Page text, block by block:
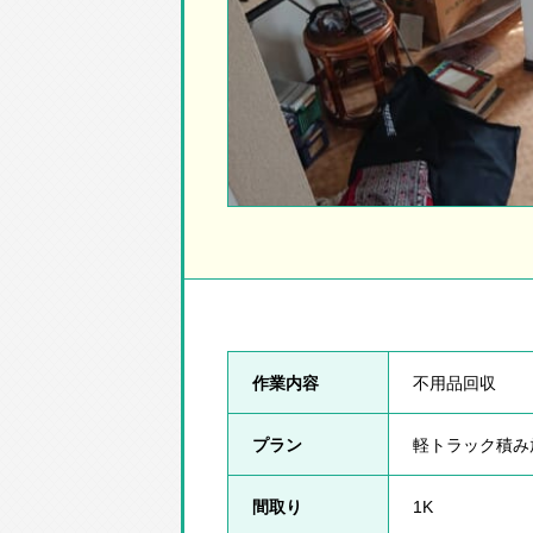
作業内容 不用品回収
プラン 軽トラック積
間取り 1K